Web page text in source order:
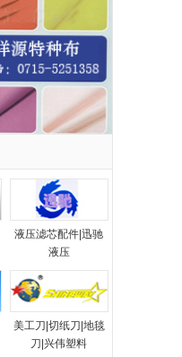
液压滤芯配件|迅驰
液压
美工刀|切纸刀|地毯
刀|兴伟塑料